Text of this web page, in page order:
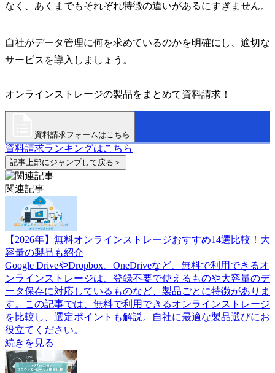
なく、あくまでもそれぞれ特徴の違いがあるにすぎません。
自社がデータ管理に何を求めているのかを明確にし、適切な
サービスを導入しましょう。
オンラインストレージの製品をまとめて資料請求！
資料請求フォームはこちら
資料請求ランキングはこちら
記事上部にジャンプして戻る＞
関連記事
【2026年】無料オンラインストレージおすすめ14選比較！大
容量の製品も紹介
Google DriveやDropbox、OneDriveなど、無料で利用できるオ
ンラインストレージは、登録不要で使えるものや大容量のデ
ータ保存に対応しているものなど、製品ごとに特徴がありま
す。この記事では、無料で利用できるオンラインストレージ
を比較し、選定ポイントも解説。自社に最適な製品選びにお
役立てください。
続きを見る